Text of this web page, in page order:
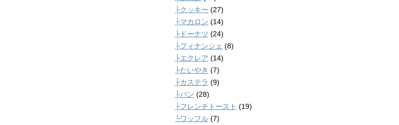
├クッキー (27)
├マカロン (14)
├ドーナツ (24)
├フィナンシェ (8)
├エクレア (14)
├たいやき (7)
├カステラ (9)
├パン (28)
├フレンチトースト (19)
└ワッフル (7)